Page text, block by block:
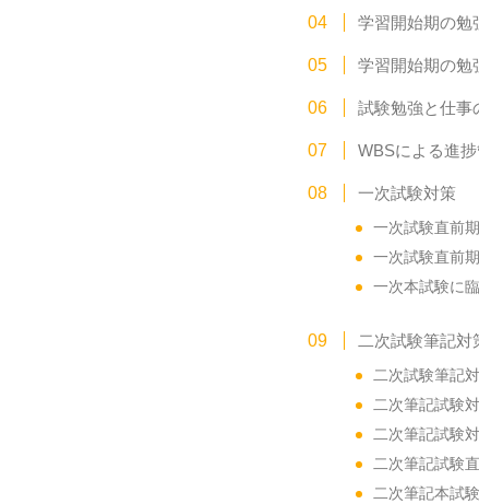
学習開始期の勉
学習開始期の勉
試験勉強と仕事
WBSによる進
一次試験対策
一次試験直前
一次試験直前
一次本試験に
二次試験筆記対
二次試験筆記
二次筆記試験
二次筆記試験
二次筆記試験
二次筆記本試